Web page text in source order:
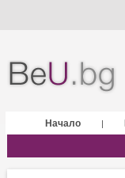
Начало |